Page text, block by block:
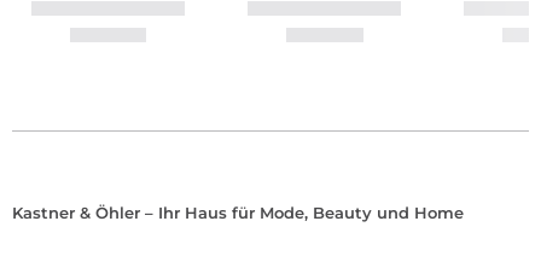
Kastner & Öhler – Ihr Haus für Mode, Beauty und Home